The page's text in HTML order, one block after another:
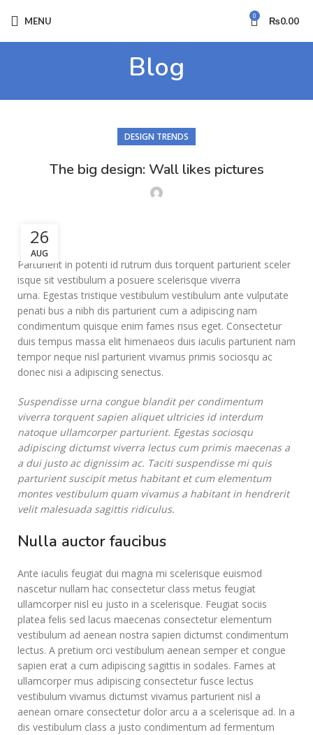
MENU 0 ₨0.00
Blog
DESIGN TRENDS
The big design: Wall likes pictures
26
AUG
Parturient in potenti id rutrum duis torquent parturient sceler
isque sit vestibulum a posuere scelerisque viverra
urna. Egestas tristique vestibulum vestibulum ante vulputate
penati bus a nibh dis parturient cum a adipiscing nam
condimentum quisque enim fames risus eget. Consectetur
duis tempus massa elit himenaeos duis iaculis parturient nam
tempor neque nisl parturient vivamus primis sociosqu ac
donec nisi a adipiscing senectus.
Suspendisse urna congue blandit per condimentum
viverra torquent sapien aliquet ultricies id interdum
natoque ullamcorper parturient. Egestas sociosqu
adipiscing dictumst viverra lectus cum primis maecenas a
a dui justo ac dignissim ac. Taciti suspendisse mi quis
parturient suscipit metus habitant et cum elementum
montes vestibulum quam vivamus a habitant in hendrerit
velit malesuada sagittis ridiculus.
Nulla auctor faucibus
Ante iaculis feugiat dui magna mi scelerisque euismod
nascetur nullam hac consectetur class metus feugiat
ullamcorper nisl eu justo in a scelerisque. Feugiat sociis
platea felis sed lacus maecenas consectetur elementum
vestibulum ad aenean nostra sapien dictumst condimentum
lectus. A pretium orci vestibulum aenean semper et congue
sapien erat a cum adipiscing sagittis in sodales. Fames at
ullamcorper mus adipiscing consectetur fusce lectus
vestibulum vivamus dictumst vivamus parturient nisl a
aenean ornare consectetur dolor arcu a a scelerisque ad. In a
dis vestibulum class a justo condimentum ad fermentum